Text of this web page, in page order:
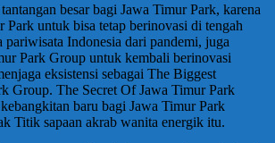
besar bagi Jawa Timur Park, karena
Park untuk bisa tetap berinovasi di tengah
Indonesia dari pandemi, juga
Park Group untuk kembali berinovasi
eksistensi sebagai The Biggest
Group. The Secret Of Jawa Timur Park
baru bagi Jawa Timur Park
Titik sapaan akrab wanita energik itu.